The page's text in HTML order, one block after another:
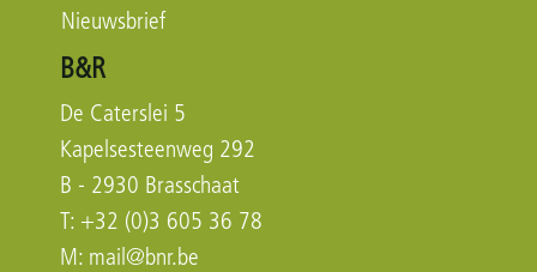
Nieuwsbrief
B&R
De Caterslei 5
Kapelsesteenweg 292
B - 2930 Brasschaat
T: +32 (0)3 605 36 78
M: mail@bnr.be